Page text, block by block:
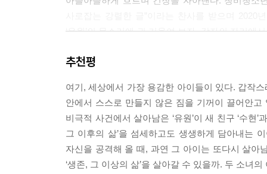
‘유원’의 목소리에 귀 기울여 보자. 각자의 자리
『유원』은 우연한 사고로 인해 비극적 사건에서
주인공에게 응원의 박수를 보낸다. 심사위원(정이
끝난 줄 알았던 사건이 모든 불행의 씨앗이 될 때,
된다. 이 이야기는 생애 가장 큰 용기를 내 진짜 나
윤가은(영화감독, 「우리들」)
추천평
여기, 세상에서 가장 용감한 아이들이 있다. 갑작
안에서 스스로 만들지 않은 짐을 기꺼이 끌어안
비극적 사건에서 살아남은 ‘유원’이 새 친구 ‘수
그 이후의 삶’을 섬세하고도 생생하게 담아내는
자신을 공격해 올 때, 과연 그 아이는 또다시 살아
‘생존, 그 이상의 삶’을 살아갈 수 있을까. 두 소녀